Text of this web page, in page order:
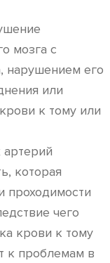
мозга с
нарушением его
или
к тому или
которая
проходимости
чего
крови к тому
к проблемам в